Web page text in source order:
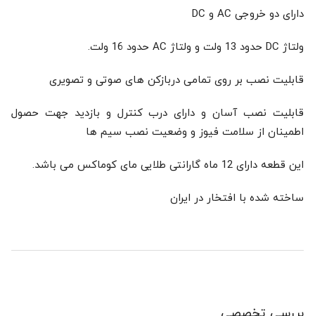
دارای دو خروجی AC و DC
ولتاژ DC حدود 13 ولت و ولتاژ AC حدود 16 ولت.
قابلیت نصب بر روی تمامی دربازکن های صوتی و تصویری
قابلیت نصب آسان و دارای درب کنترل و بازدید جهت حصول
اطمینان از سلامت فیوز و وضعیت نصب سیم ها
این قطعه دارای 12 ماه گارانتی طلایی مای کوماکس می باشد.
ساخته شده با افتخار در ایران